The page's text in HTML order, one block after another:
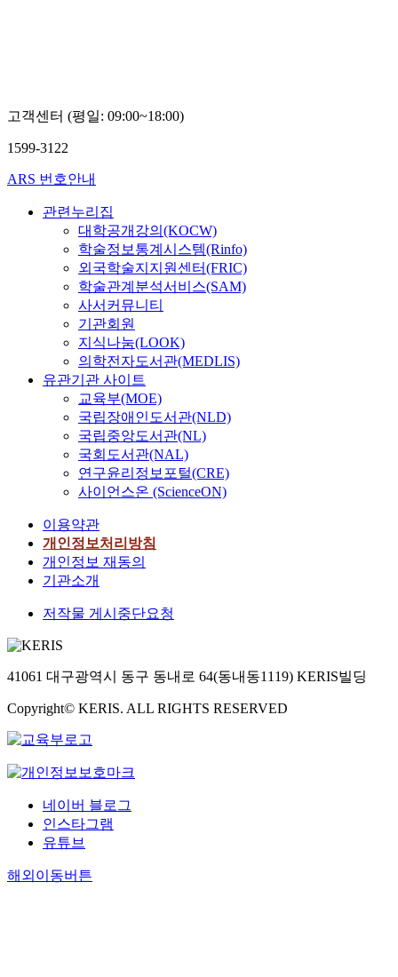
고객센터 (평일: 09:00~18:00)
1599-3122
ARS 번호안내
관련누리집
대학공개강의(KOCW)
학술정보통계시스템(Rinfo)
외국학술지지원센터(FRIC)
학술관계분석서비스(SAM)
사서커뮤니티
기관회원
지식나눔(LOOK)
의학전자도서관(MEDLIS)
유관기관 사이트
교육부(MOE)
국립장애인도서관(NLD)
국립중앙도서관(NL)
국회도서관(NAL)
연구윤리정보포털(CRE)
사이언스온 (ScienceON)
이용약관
개인정보처리방침
개인정보 재동의
기관소개
저작물 게시중단요청
41061 대구광역시 동구 동내로 64(동내동1119) KERIS빌딩
Copyright© KERIS. ALL RIGHTS RESERVED
네이버 블로그
인스타그램
유튜브
해외이동버튼